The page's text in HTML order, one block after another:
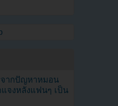
จากปัญหาหมอน
จงหลังแฟนๆ เป็น